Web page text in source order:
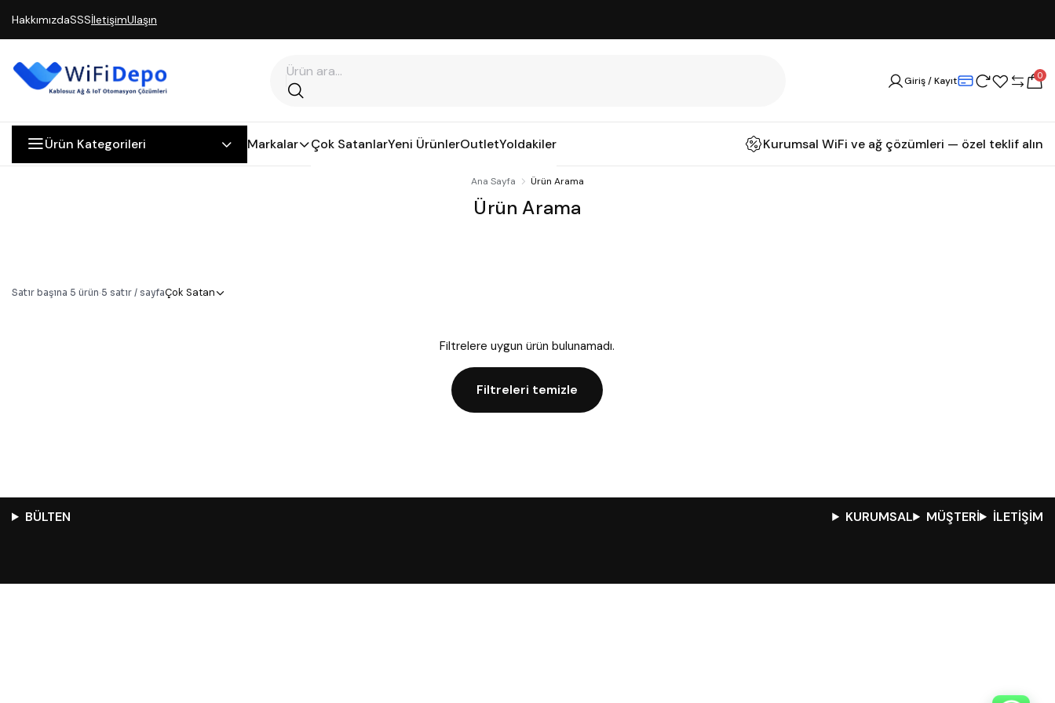
HakkımızdaSSSİletişimUlaşın
Giriş / Kayıt 0
Ürün Kategorileri Markalar Çok SatanlarYeni ÜrünlerOutletYoldakiler Kurumsal WiFi ve ağ çözümleri — özel teklif alın
Ana Sayfa Ürün Arama
Ürün Arama
Satır başına 5 ürün·5 satır / sayfaÇok Satan
Filtrelere uygun ürün bulunamadı.
Filtreleri temizle
BÜLTEN KURUMSAL MÜŞTERİ İLETİŞİM